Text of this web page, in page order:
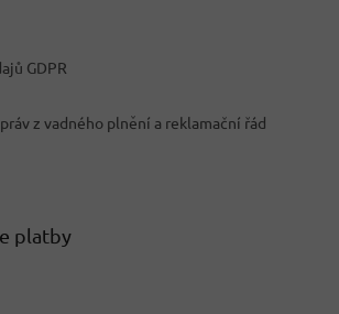
GDPR
z vadného plnění a reklamační řád
platby